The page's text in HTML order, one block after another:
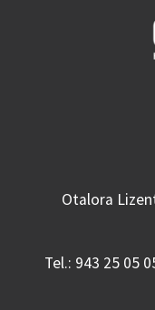
Otalora
Tel.: 943 25 05